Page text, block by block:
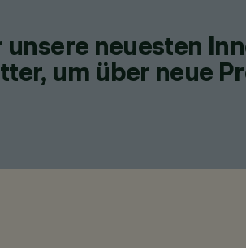
unsere neuesten
um über neue